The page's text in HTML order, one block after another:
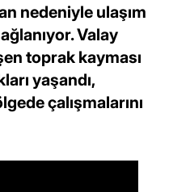
nedeniyle ulaşım
Valay
toprak kayması
yaşandı,
çalışmalarını